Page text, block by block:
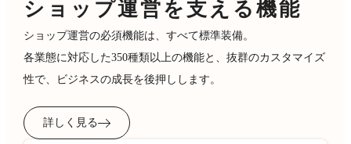
ショップ運営を支える機能
ショップ運営の必須機能は、すべて標準装備。
各業態に対応した350種類以上の機能と、抜群のカスタマイズ
性で、ビジネスの成長を後押しします。
詳しく見る